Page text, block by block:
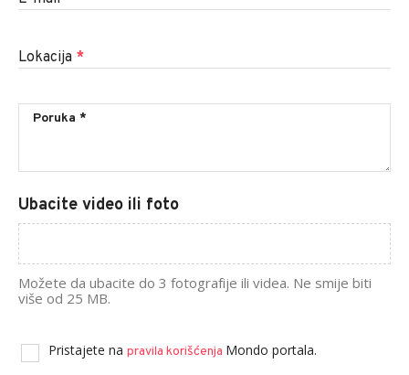
Lokacija *
Ubacite video ili foto
Možete da ubacite do 3 fotografije ili videa. Ne smije biti
više od 25 MB.
Pristajete na pravila korišćenja Mondo portala.